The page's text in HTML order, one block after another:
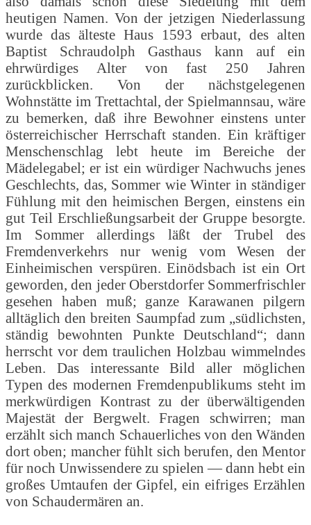
heutigen Namen. Von der jetzigen Niederlassung
wurde das älteste Haus 1593 erbaut, des alten
Baptist Schraudolph Gasthaus kann auf ein
ehrwürdiges Alter von fast 250 Jahren
zurückblicken. Von der nächstgelegenen
Wohnstätte im Trettachtal, der Spielmannsau, wäre
zu bemerken, daß ihre Bewohner einstens unter
österreichischer Herrschaft standen. Ein kräftiger
Menschenschlag lebt heute im Bereiche der
Mädelegabel; er ist ein würdiger Nachwuchs jenes
Geschlechts, das, Sommer wie Winter in ständiger
Fühlung mit den heimischen Bergen, einstens ein
gut Teil Erschließungsarbeit der Gruppe besorgte.
Im Sommer allerdings läßt der Trubel des
Fremdenverkehrs nur wenig vom Wesen der
Einheimischen verspüren. Einödsbach ist ein Ort
geworden, den jeder Oberstdorfer Sommerfrischler
gesehen haben muß; ganze Karawanen pilgern
alltäglich den breiten Saumpfad zum „südlichsten,
ständig bewohnten Punkte Deutschland“; dann
herrscht vor dem traulichen Holzbau wimmelndes
Leben. Das interessante Bild aller möglichen
Typen des modernen Fremdenpublikums steht im
merkwürdigen Kontrast zu der überwältigenden
Majestät der Bergwelt. Fragen schwirren; man
erzählt sich manch Schauerliches von den Wänden
dort oben; mancher fühlt sich berufen, den Mentor
für noch Unwissendere zu spielen — dann hebt ein
großes Umtaufen der Gipfel, ein eifriges Erzählen
von Schaudermären an.